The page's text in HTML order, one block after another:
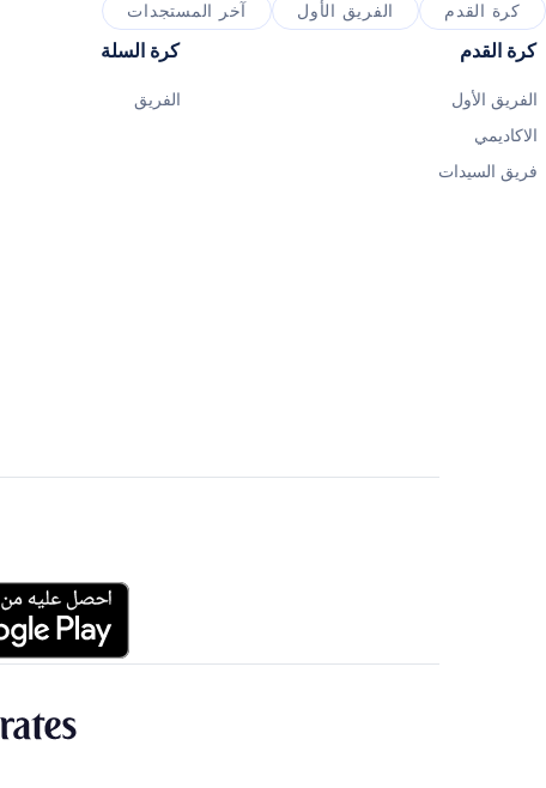
كرة القدم
الفريق الأول آخر المستجدات
كرة القدم
الفريق الأول
الاكاديمي
فريق السيدات
كرة السلة
الفريق